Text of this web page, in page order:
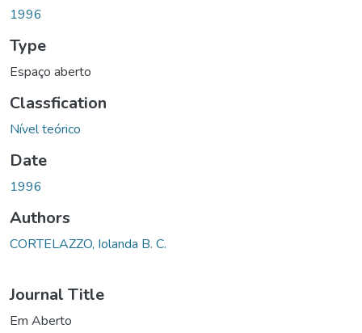
1996
Type
Espaço aberto
Classfication
Nível teórico
Date
1996
Authors
CORTELAZZO, Iolanda B. C.
Journal Title
Em Aberto